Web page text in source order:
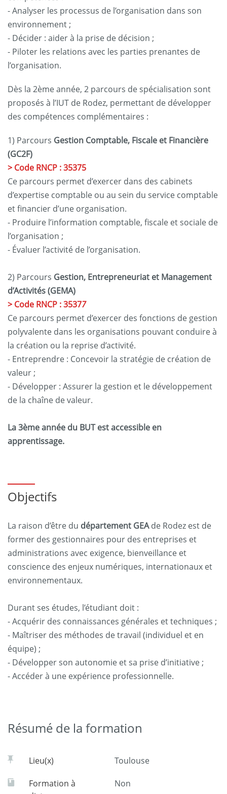
- Analyser les processus de l’organisation dans son
environnement ;
- Décider : aider à la prise de décision ;
- Piloter les relations avec les parties prenantes de
l’organisation.
Dès la 2ème année, 2 parcours de spécialisation sont
proposés à l’IUT de Rodez, permettant de développer
des compétences complémentaires :
1) Parcours Gestion Comptable, Fiscale et Financière
(GC2F)
> Code RNCP : 35375
Ce parcours permet d’exercer dans des cabinets
d’expertise comptable ou au sein du service comptable
et financier d’une organisation.
- Produire l’information comptable, fiscale et sociale de
l’organisation ;
- Évaluer l’activité de l’organisation.
2) Parcours Gestion, Entrepreneuriat et Management
d’Activités (GEMA)
> Code RNCP : 35377
Ce parcours permet d’exercer des fonctions de gestion
polyvalente dans les organisations pouvant conduire à
la création ou la reprise d’activité.
- Entreprendre : Concevoir la stratégie de création de
valeur ;
- Développer : Assurer la gestion et le développement
de la chaîne de valeur.
La 3ème année du BUT est accessible en
apprentissage.
Objectifs
La raison d’être du département GEAde Rodez est de
former des gestionnaires pour des entreprises et
administrations avec exigence, bienveillance et
conscience des enjeux numériques, internationaux et
environnementaux.
Durant ses études, l’étudiant doit :
- Acquérir des connaissances générales et techniques ;
- Maîtriser des méthodes de travail (individuel et en
équipe) ;
- Développer son autonomie et sa prise d’initiative ;
- Accéder à une expérience professionnelle.
Résumé de la formation
Lieu(x) Toulouse
Formation à
Non